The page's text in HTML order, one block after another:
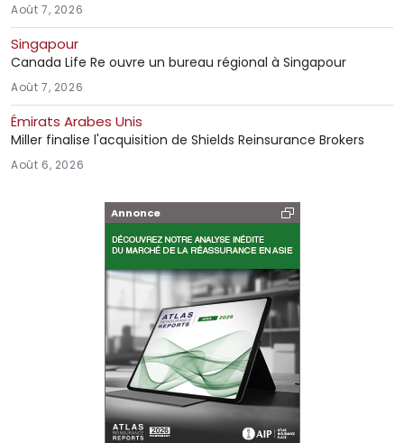
Août 7, 2026
Singapour
Canada Life Re ouvre un bureau régional à Singapour
Août 7, 2026
Émirats Arabes Unis
Miller finalise l'acquisition de Shields Reinsurance Brokers
Août 6, 2026
Annonce